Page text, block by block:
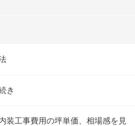
き
装工事費用の坪単価、相場感を見